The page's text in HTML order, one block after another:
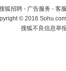
狐招聘 - 广告服务 - 客
©2016
搜狐不良信息举